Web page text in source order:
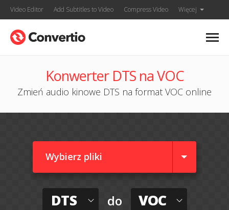
Video Editor Add Subtitles to Video Compress Video Więcej
Konwerter DTS na VOC
Zmień audio kinowe DTS na format VOC online
Wybierz pliki
DTS do VOC